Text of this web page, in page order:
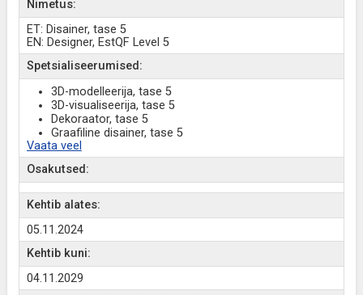
Nimetus:
ET: Disainer, tase 5
EN: Designer, EstQF Level 5
Spetsialiseerumised:
3D-modelleerija, tase 5
3D-visualiseerija, tase 5
Dekoraator, tase 5
Graafiline disainer, tase 5
Vaata veel
Osakutsed:
Kehtib alates:
05.11.2024
Kehtib kuni:
04.11.2029